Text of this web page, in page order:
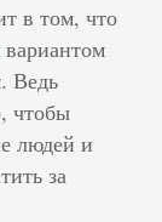
в том, что
Ведь
чтобы
людей и
за